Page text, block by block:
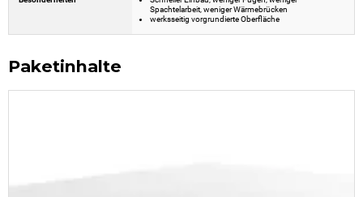
Spachtelarbeit, weniger Wärmebrücken
werksseitig vorgrundierte Oberfläche
Paketinhalte